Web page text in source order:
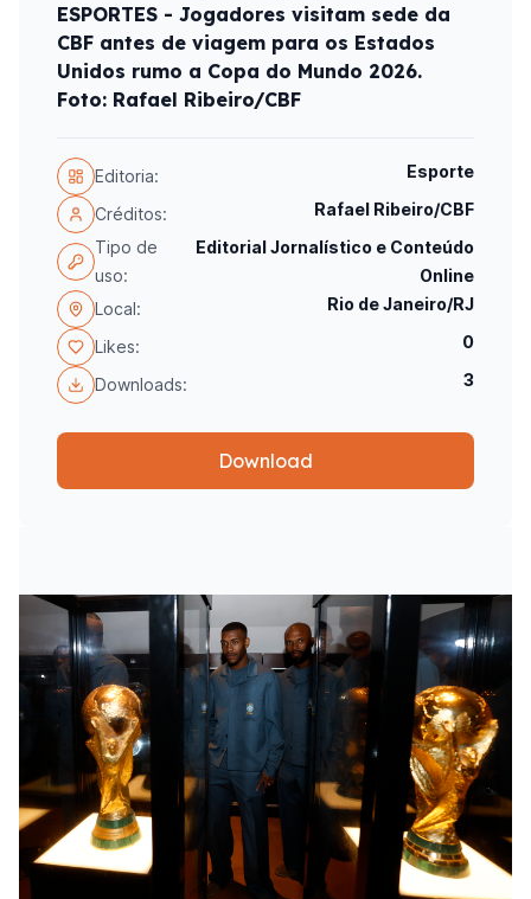
ESPORTES - Jogadores visitam sede da
CBF antes de viagem para os Estados
Unidos rumo a Copa do Mundo 2026.
Foto: Rafael Ribeiro/CBF
Editoria: Esporte
Créditos:
Rafael Ribeiro/CBF
Tipo de
uso:
Editorial Jornalístico e Conteúdo
Online
Local:
Rio de Janeiro/RJ
Likes: 0
Downloads: 3
Download